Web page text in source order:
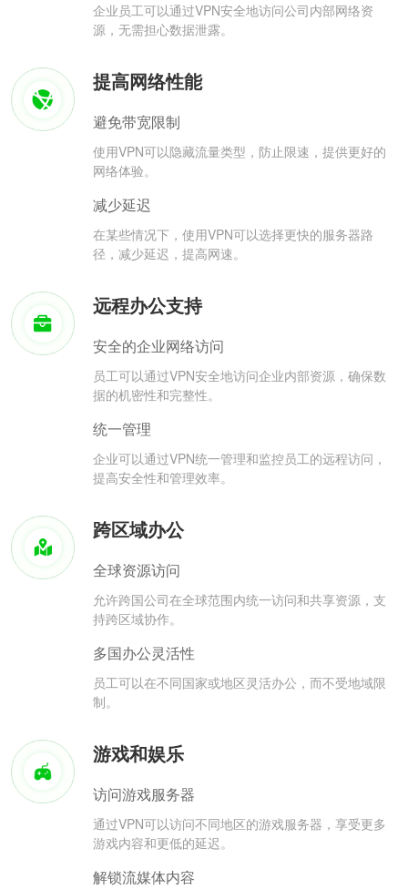
企业员工可以通过VPN安全地访问公司内部网络资
源，无需担心数据泄露。
提高网络性能
避免带宽限制
使用VPN可以隐藏流量类型，防止限速，提供更好的
网络体验。
减少延迟
在某些情况下，使用VPN可以选择更快的服务器路
径，减少延迟，提高网速。
远程办公支持
安全的企业网络访问
员工可以通过VPN安全地访问企业内部资源，确保数
据的机密性和完整性。
统一管理
企业可以通过VPN统一管理和监控员工的远程访问，
提高安全性和管理效率。
跨区域办公
全球资源访问
允许跨国公司在全球范围内统一访问和共享资源，支
持跨区域协作。
多国办公灵活性
员工可以在不同国家或地区灵活办公，而不受地域限
制。
游戏和娱乐
访问游戏服务器
通过VPN可以访问不同地区的游戏服务器，享受更多
游戏内容和更低的延迟。
解锁流媒体内容